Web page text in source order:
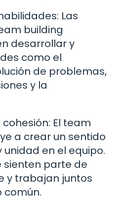
Las
building
desarrollar y
como el
de problemas,
y la
El team
a crear un sentido
en el equipo.
sienten parte de
y trabajan juntos
común.